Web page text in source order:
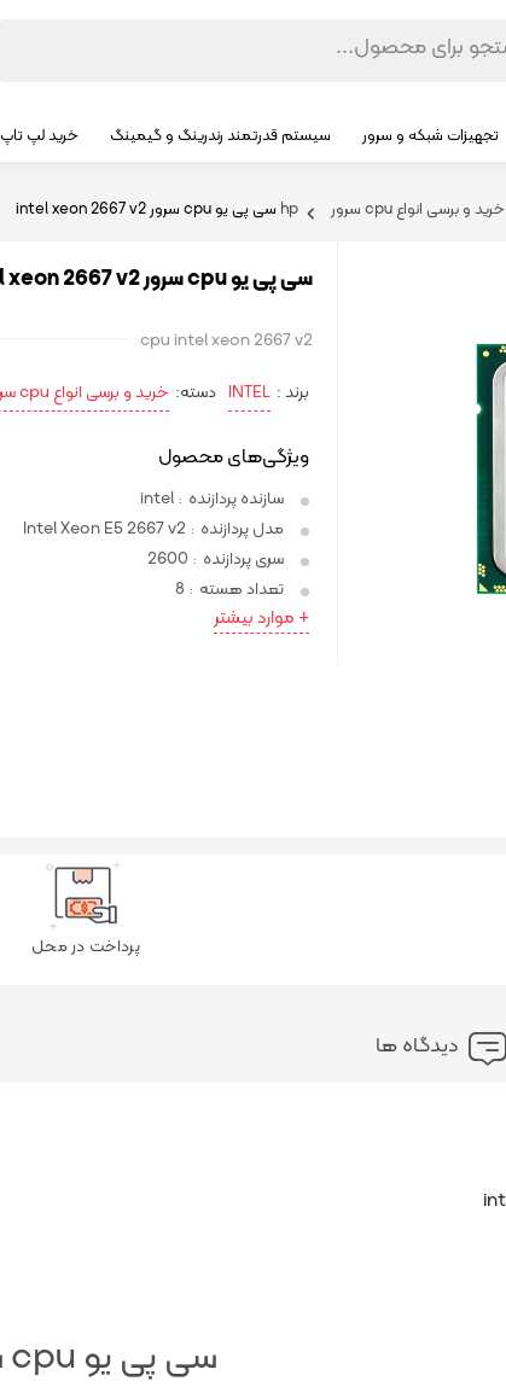
تجهیزات شبکه و سرور سیستم قدرتمند رندرینگ و گیمینگ خرید لپ تاپ
خرید و برسی انواع cpu سرور hp سی پی یو cpu سرور intel xeon 2667 v2
سی پی یو cpu سرور intel xeon 2667 v2
cpu intel xeon 2667 v2
برند : INTEL دسته: خرید و برسی انواع cpu سرور hp
ویژگی‌های محصول
سازنده پردازنده :
intel
مدل پردازنده :
Intel Xeon E5 2667 v2
سری پردازنده :
2600
تعداد هسته :
8
+ موارد بیشتر
پرداخت در محل
دیدگاه ها
سی پی یو cpu سرور intel xeon 2667 v2